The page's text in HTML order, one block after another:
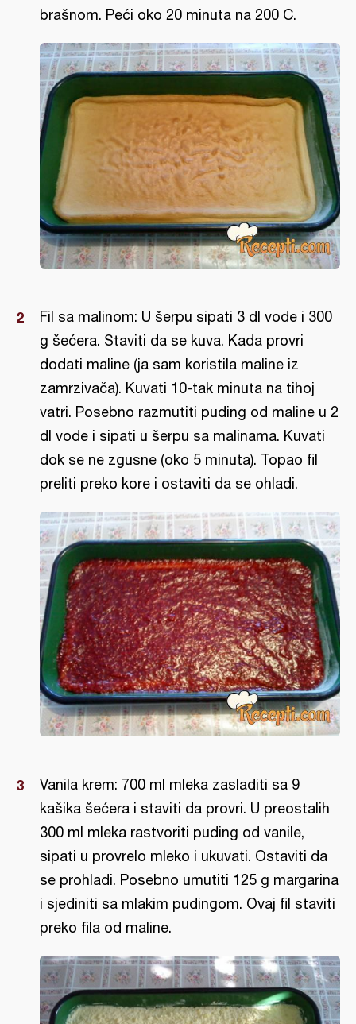
brašnom. Peći oko 20 minuta na 200 C.
Fil sa malinom: U šerpu sipati 3 dl vode i 300
g šećera. Staviti da se kuva. Kada provri
dodati maline (ja sam koristila maline iz
zamrzivača). Kuvati 10-tak minuta na tihoj
vatri. Posebno razmutiti puding od maline u 2
dl vode i sipati u šerpu sa malinama. Kuvati
dok se ne zgusne (oko 5 minuta). Topao fil
preliti preko kore i ostaviti da se ohladi.
Vanila krem: 700 ml mleka zasladiti sa 9
kašika šećera i staviti da provri. U preostalih
300 ml mleka rastvoriti puding od vanile,
sipati u provrelo mleko i ukuvati. Ostaviti da
se prohladi. Posebno umutiti 125 g margarina
i sjediniti sa mlakim pudingom. Ovaj fil staviti
preko fila od maline.